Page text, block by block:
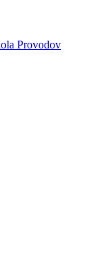
Provodov